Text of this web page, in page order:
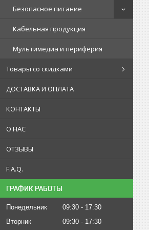
Безопасное питание
Кабельная продукция
Мультимедиа и периферия
Товары со скидками
ДОСТАВКА И ОПЛАТА
КОНТАКТЫ
О НАС
ОТЗЫВЫ
F.A.Q.
ГРАФИК РАБОТЫ
Понедельник 09:30
17:30
Вторник
09:30 17:30